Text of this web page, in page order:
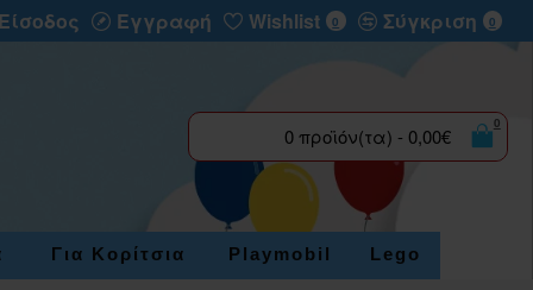
Είσοδος Εγγραφή Wishlist 0 Σύγκριση 0
0 προϊόν(τα) - 0,00€
0
Για Κορίτσια Playmobil Lego